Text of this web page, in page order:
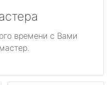
времени с Вами